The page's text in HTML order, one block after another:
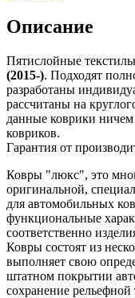
Описание
Пятислойные
(2015-). Подходят
разработаны
рассчитаны на
данные коврики
ковриков.
Гарантия от
Ковры "люкс", это
оригинальной,
для автомобильных
функциональные
соответственно
Ковры состоят из
выполняет свою
штатном покрытии
сохранение